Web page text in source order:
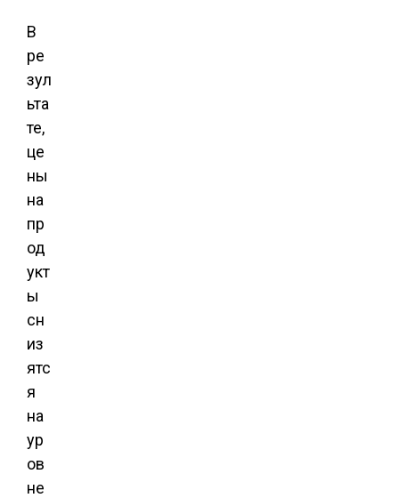
В
ре
зул
ьта
те,
це
ны
на
пр
од
укт
ы
сн
из
ятс
я
на
ур
ов
не